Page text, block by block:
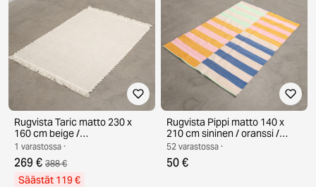
Rugvista Taric matto 230 x
160 cm beige /
luonnonvalkoinen
1 varastossa ·
269 € 388 €
Säästät 119 €
Rugvista Pippi matto 140 x
210 cm sininen / oranssi /
vaaleanpunainen /
vaaleanvihreä /
luonnonvalkoinen
52 varastossa ·
50 €